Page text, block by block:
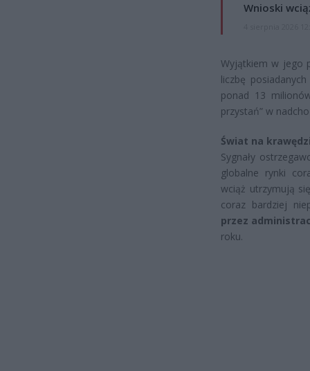
Wnioski
Wyjątkiem w jego
liczbę
ponad 13
przystań” w
Świat na
Sygnały
globalne rynki
wciąż utrzymują
coraz bardziej
przez
roku.